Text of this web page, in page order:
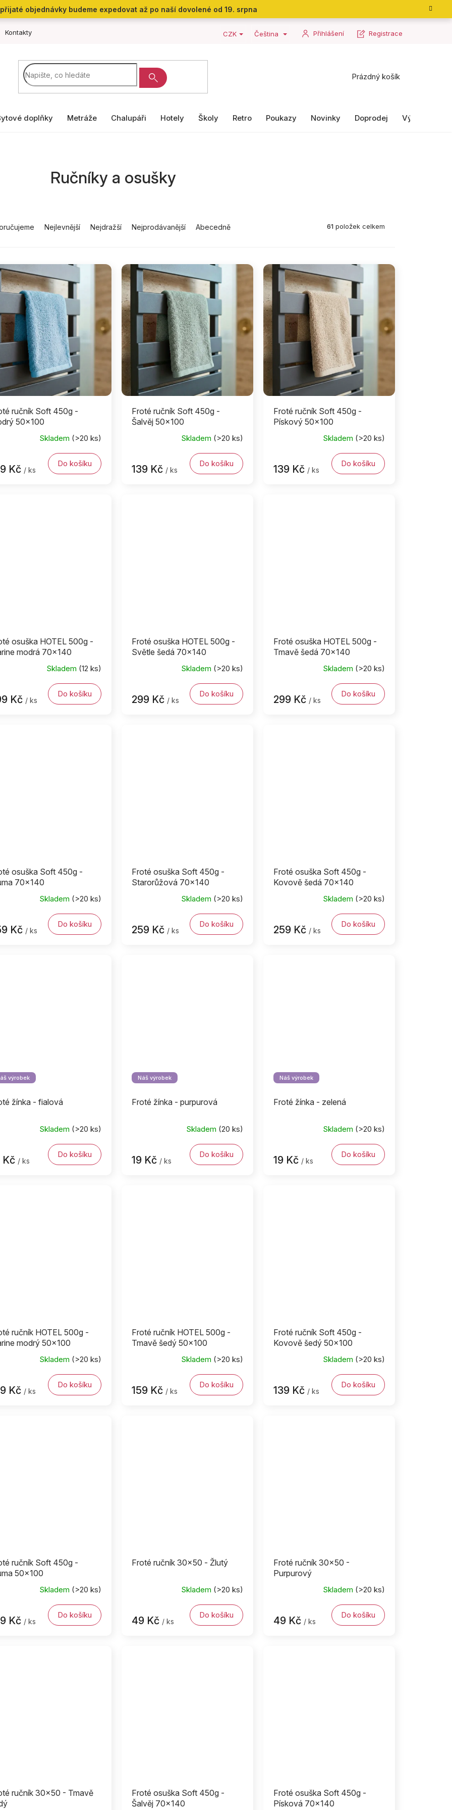
objednávky budeme expedovat až po naší dovolené od 19. srpna
Kontakty CZK Čeština Přihlášení Registrace
Nákupní
Prázdný košík
doplňky Metráže Chalupáři Hotely Školy Retro Poukazy Novinky Doprodej Výrobky II.
Ručníky a osušky
Nejlevnější Nejdražší Nejprodávanější Abecedně 61 položek celkem
ručník Soft 450g -
50x100
Skladem (>20 ks)
Kč / ks
Do košíku
Froté ručník Soft 450g -
Šalvěj 50x100
Skladem (>20 ks)
139 Kč / ks
Do košíku
Froté ručník Soft 450g -
Pískový 50x100
Skladem (>20 ks)
139 Kč / ks
Do košíku
osuška HOTEL 500g -
modrá 70x140
Skladem (12 ks)
Kč / ks
Do košíku
Froté osuška HOTEL 500g -
Světle šedá 70x140
Skladem (>20 ks)
299 Kč / ks
Do košíku
Froté osuška HOTEL 500g -
Tmavě šedá 70x140
Skladem (>20 ks)
299 Kč / ks
Do košíku
osuška Soft 450g -
70x140
Skladem (>20 ks)
Kč / ks
Do košíku
Froté osuška Soft 450g -
Starorůžová 70x140
Skladem (>20 ks)
259 Kč / ks
Do košíku
Froté osuška Soft 450g -
Kovově šedá 70x140
Skladem (>20 ks)
259 Kč / ks
Do košíku
výrobek
žínka - fialová
Skladem (>20 ks)
Kč / ks
Do košíku
Náš výrobek
Froté žínka - purpurová
Skladem (20 ks)
19 Kč / ks
Do košíku
Náš výrobek
Froté žínka - zelená
Skladem (>20 ks)
19 Kč / ks
Do košíku
ručník HOTEL 500g -
modrý 50x100
Skladem (>20 ks)
Kč / ks
Do košíku
Froté ručník HOTEL 500g -
Tmavě šedý 50x100
Skladem (>20 ks)
159 Kč / ks
Do košíku
Froté ručník Soft 450g -
Kovově šedý 50x100
Skladem (>20 ks)
139 Kč / ks
Do košíku
ručník Soft 450g -
50x100
Skladem (>20 ks)
Kč / ks
Do košíku
Froté ručník 30x50 - Žlutý
Skladem (>20 ks)
49 Kč / ks
Do košíku
Froté ručník 30x50 -
Purpurový
Skladem (>20 ks)
49 Kč / ks
Do košíku
ručník 30x50 - Tmavě
Froté osuška Soft 450g -
Šalvěj 70x140
Froté osuška Soft 450g -
Písková 70x140